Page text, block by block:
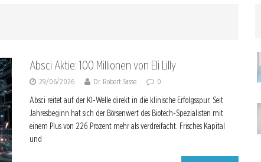
Absci Aktie: 100 Millionen von Eli Lilly
29/06/2026 Dr. Robert Sasse 0
Absci reitet auf der KI-Welle direkt in die klinische Erfolgsspur. Seit
Jahresbeginn hat sich der Börsenwert des Biotech-Spezialisten mit
einem Plus von 226 Prozent mehr als verdreifacht. Frisches Kapital
und